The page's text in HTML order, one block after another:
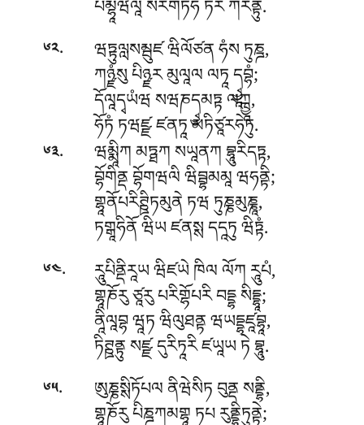
པམྷཱཝལཱི སིརིགཏེཧ ཏིརོ ཀརོནྟུ.
༦༢. ཝཏྟུལླསམྦུཛ ཝིལོཙན ཧཾས ཏུཎྜ,
ཀཉྫཾསུ པིཉྫར མུལཱལ ལཏཱ དྭྱཱབྷཾ;
དོལཱདྭཡཾཝ སཝཎདྭྱམཏྟ ལཀྑྱཱ,
ཧོཏཾ ཏཝཛྫ ཛནཏཱ མཏིཙཱརཧེཏུ.
༦༣. ཝམྨཱིཀ མཏྠཀ སཡཱནཀ བྷཱུརིདཏྟ,
བྷོགིནྡ བྷོགཝལི ཝིབྦྷམམཱ ཝཧནྟི;
གྷཱནོཔརིཊྛིཏམུནེ ཏཝ ཏུཎྞམུཎྞཱ,
ཏགྒཱཧིནོ ཝིཡ ཛནསྶ དདཱཏུ ཝིཏྟཾ.
༦༤. རཱུཔིནྡིརཱཡ ཝིཛཡེ ཁིལ ལོཀ རཱུཔཾ,
གྷཱཎོརུ ཙཱརུ པརིགྷོཔརི བདྡྷ སིདྡྷཱ;
ནཱིལཱབྷ ཝཱཏ ཝིལུཐནྟ ཝཡདྡྷཛཱབྷཱ,
ཏིཊྛནྟུ སཛྫ དུརིཏཱརི ཛཡཱཡ ཏེ བྷཱུ.
༦༥. ཨུཎྞསྶིཏོཔལ ནིཝེསིཏ བུནྡ སནྡྷི,